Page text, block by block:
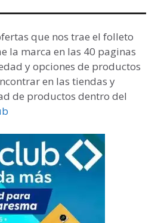
que nos trae el folleto
la marca en las 40 paginas
y opciones de productos
en las tiendas y
de productos dentro del